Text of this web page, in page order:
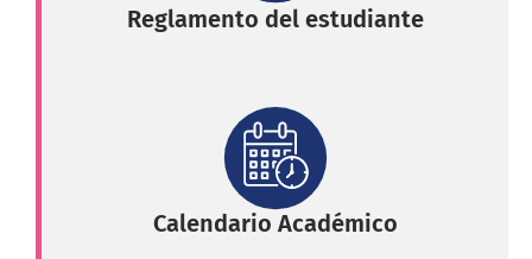
Reglamento del estudiante
Calendario Académico